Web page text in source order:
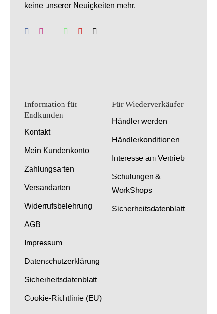
keine unserer Neuigkeiten mehr.
Information für
Endkunden
Kontakt
Mein Kundenkonto
Zahlungsarten
Versandarten
Widerrufsbelehrung
AGB
Impressum
Datenschutzerklärung
Sicherheitsdatenblatt
Cookie-Richtlinie (EU)
Für Wiederverkäufer
Händler werden
Händlerkonditionen
Interesse am Vertrieb
Schulungen &
WorkShops
Sicherheitsdatenblatt